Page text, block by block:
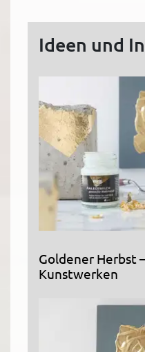
Ideen und
Goldener Herbst
Kunstwerken